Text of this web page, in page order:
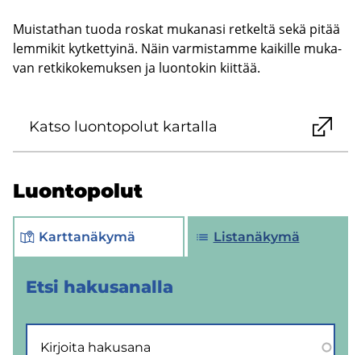
Muis­tat­han tuoda ros­kat mu­ka­na­si ret­kel­tä sekä pitää
lem­mi­kit kyt­ket­tyi­nä. Näin var­mis­tam­me kai­kil­le mu­ka­
van ret­ki­ko­ke­muk­sen ja luon­to­kin kiit­tää.
Katso luon­to­po­lut kar­tal­la
Luon­to­po­lut
Karttanäkymä Listanäkymä
Etsi ha­kusa­nal­la